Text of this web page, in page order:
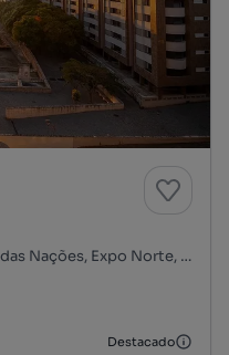
Alameda dos Oceanos - Parque das Nações, Expo Norte, Parque das Nações, Lisboa, Lisboa
Destacado